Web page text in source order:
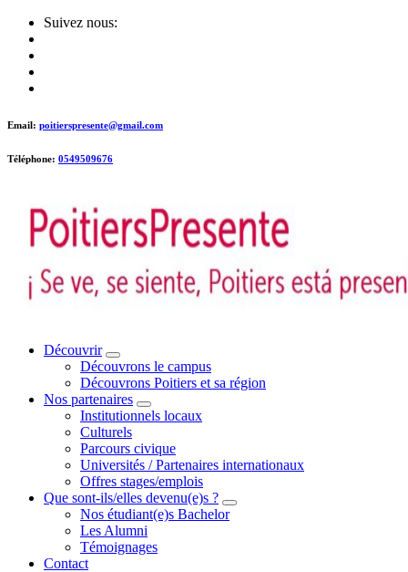
Skip
content
Suivez nous:
Email: poitierspresente@gmail.com
Téléphone: 0549509676
Poitiers presente !
Découvrir
Découvrons le campus
Découvrons Poitiers et sa région
Nos partenaires
Institutionnels locaux
Culturels
Parcours civique
Universités / Partenaires internationaux
Offres stages/emplois
Que sont-ils/elles devenu(e)s ?
Nos étudiant(e)s Bachelor
Les Alumni
Témoignages
Contact